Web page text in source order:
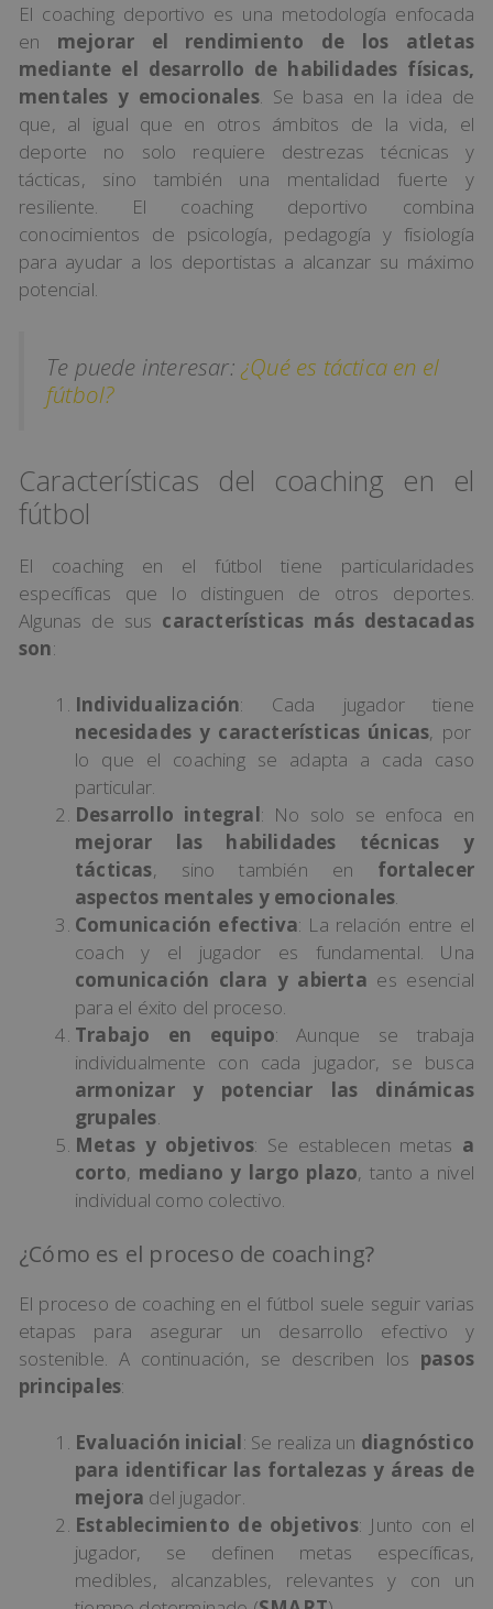
El coaching deportivo es una metodología enfocada
en mejorar el rendimiento de los atletas
mediante el desarrollo de habilidades físicas,
mentales y emocionales. Se basa en la idea de
que, al igual que en otros ámbitos de la vida, el
deporte no solo requiere destrezas técnicas y
tácticas, sino también una mentalidad fuerte y
resiliente. El coaching deportivo combina
conocimientos de psicología, pedagogía y fisiología
para ayudar a los deportistas a alcanzar su máximo
potencial.
Te puede interesar: ¿Qué es táctica en el
fútbol?
Características del coaching en el
fútbol
El coaching en el fútbol tiene particularidades
específicas que lo distinguen de otros deportes.
Algunas de sus características más destacadas
son:
Individualización: Cada jugador tiene
necesidades y características únicas, por
lo que el coaching se adapta a cada caso
particular.
Desarrollo integral: No solo se enfoca en
mejorar las habilidades técnicas y
tácticas, sino también en fortalecer
aspectos mentales y emocionales.
Comunicación efectiva: La relación entre el
coach y el jugador es fundamental. Una
comunicación clara y abierta es esencial
para el éxito del proceso.
Trabajo en equipo: Aunque se trabaja
individualmente con cada jugador, se busca
armonizar y potenciar las dinámicas
grupales.
Metas y objetivos: Se establecen metas a
corto, mediano y largo plazo, tanto a nivel
individual como colectivo.
¿Cómo es el proceso de coaching?
El proceso de coaching en el fútbol suele seguir varias
etapas para asegurar un desarrollo efectivo y
sostenible. A continuación, se describen los pasos
principales:
Evaluación inicial: Se realiza un diagnóstico
para identificar las fortalezas y áreas de
mejora del jugador.
Establecimiento de objetivos: Junto con el
jugador, se definen metas específicas,
medibles, alcanzables, relevantes y con un